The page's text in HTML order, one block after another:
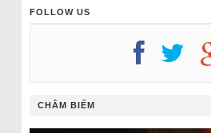
FOLLOW US
CHÂM BIẾM